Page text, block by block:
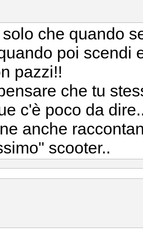
che quando
poi scendi
pazzi!!
che tu
c'è poco da
anche
scooter..